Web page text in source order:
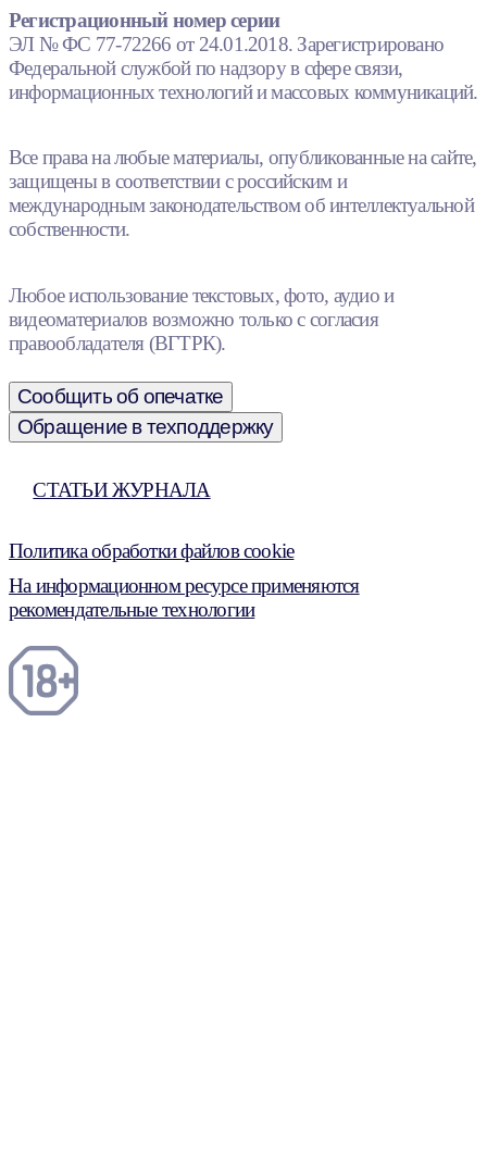
Регистрационный номер серии
ЭЛ № ФС 77-72266 от 24.01.2018. Зарегистрировано
Федеральной службой по надзору в сфере связи,
информационных технологий и массовых коммуникаций.
Все права на любые материалы, опубликованные на сайте,
защищены в соответствии с российским и
международным законодательством об интеллектуальной
собственности.
Любое использование текстовых, фото, аудио и
видеоматериалов возможно только с согласия
правообладателя (ВГТРК).
Сообщить об опечатке
Обращение в техподдержку
СТАТЬИ ЖУРНАЛА
Политика обработки файлов cookie
На информационном ресурсе применяются
рекомендательные технологии